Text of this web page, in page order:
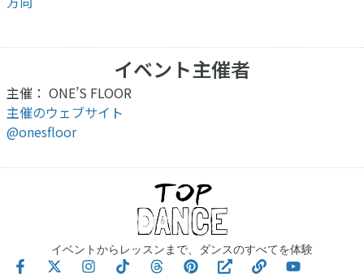
イベント主催者
主催： ONE’S FLOOR
主催のウェブサイト
@onesfloor
イベントからレッスンまで、ダンスのすべてを体験